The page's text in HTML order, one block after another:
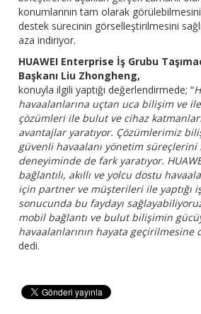
konumlarının tam olarak
destek sürecinin görselleştirilmesini
aza indiriyor.
HUAWEI Enterprise İş Grubu
Başkanı Liu Zhongheng,
konuyla ilgili yaptığı değerlendirmede; “
havaalanlarına uçtan uca bilişim ve
çözümleri ile bulut ve cihaz
avantajlar yaratıyor. Çözümlerimiz
güvenli havaalanı yönetim
deneyiminde de fark yaratıyor.
bağlantılı, akıllı ve yolcu dostu
için partner ve müşterileri ile yaptığı
sonucunda bu faydayı
mobil bağlantı ve bulut bilişimin
havaalanlarının hayata geçirilmesine
dedi.